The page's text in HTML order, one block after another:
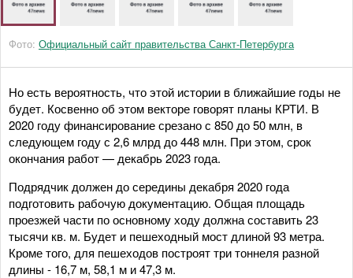
Фото: Официальный сайт правительства Санкт-Петербурга
Но есть вероятность, что этой истории в ближайшие годы не
будет. Косвенно об этом векторе говорят планы КРТИ. В
2020 году финансирование срезано с 850 до 50 млн, в
следующем году с 2,6 млрд до 448 млн. При этом, срок
окончания работ — декабрь 2023 года.
Подрядчик должен до середины декабря 2020 года
подготовить рабочую документацию. Общая площадь
проезжей части по основному ходу должна составить 23
тысячи кв. м. Будет и пешеходный мост длиной 93 метра.
Кроме того, для пешеходов построят три тоннеля разной
длины - 16,7 м, 58,1 м и 47,3 м.